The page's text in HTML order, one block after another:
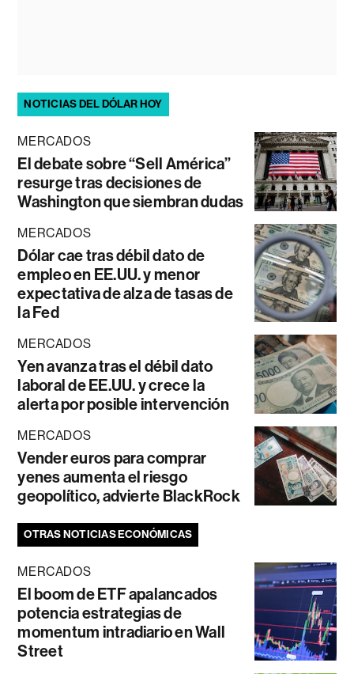
NOTICIAS DEL DÓLAR HOY
MERCADOS
El debate sobre “Sell América”
resurge tras decisiones de
Washington que siembran dudas
MERCADOS
Dólar cae tras débil dato de
empleo en EE.UU. y menor
expectativa de alza de tasas de
la Fed
MERCADOS
Yen avanza tras el débil dato
laboral de EE.UU. y crece la
alerta por posible intervención
MERCADOS
Vender euros para comprar
yenes aumenta el riesgo
geopolítico, advierte BlackRock
OTRAS NOTICIAS ECONÓMICAS
MERCADOS
El boom de ETF apalancados
potencia estrategias de
momentum intradiario en Wall
Street